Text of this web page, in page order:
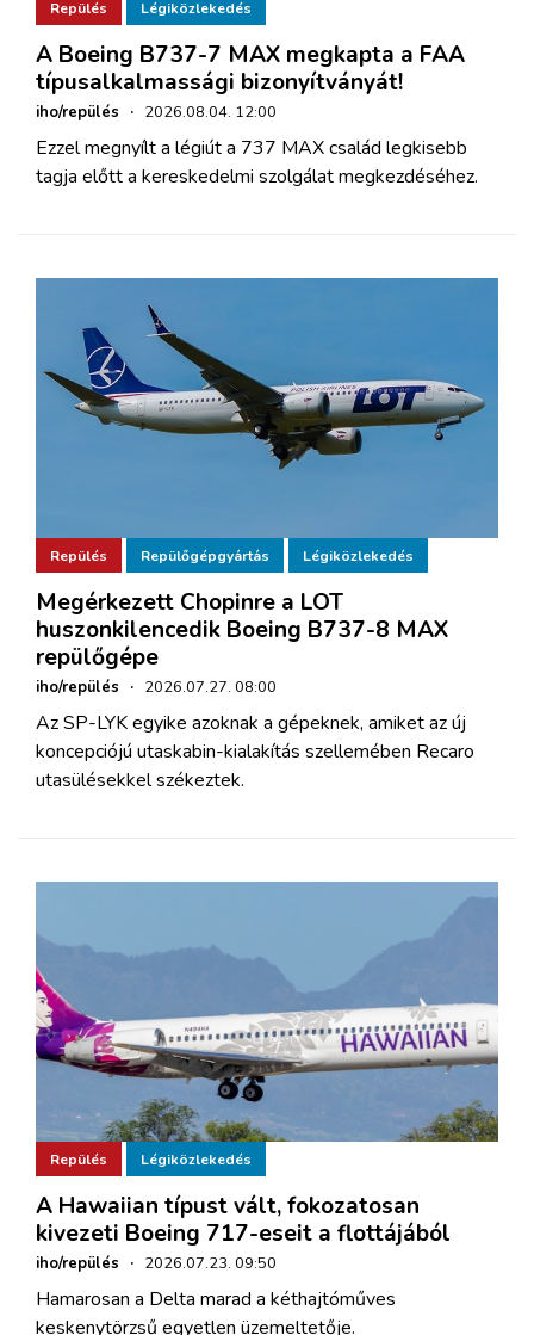
Repülés Légiközlekedés
A Boeing B737-7 MAX megkapta a FAA
típusalkalmassági bizonyítványát!
iho/repülés · 2026.08.04. 12:00
Ezzel megnyílt a légiút a 737 MAX család legkisebb
tagja előtt a kereskedelmi szolgálat megkezdéséhez.
Repülés Repülőgépgyártás Légiközlekedés
Megérkezett Chopinre a LOT
huszonkilencedik Boeing B737-8 MAX
repülőgépe
iho/repülés · 2026.07.27. 08:00
Az SP-LYK egyike azoknak a gépeknek, amiket az új
koncepciójú utaskabin-kialakítás szellemében Recaro
utasülésekkel székeztek.
Repülés Légiközlekedés
A Hawaiian típust vált, fokozatosan
kivezeti Boeing 717-eseit a flottájából
iho/repülés · 2026.07.23. 09:50
Hamarosan a Delta marad a kéthajtóműves
keskenytörzsű egyetlen üzemeltetője.